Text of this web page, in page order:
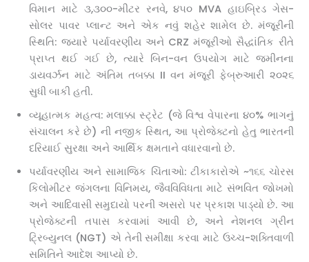
વિમાન માટે ૩,૩૦૦-મીટર રનવે, ૪૫૦ MVA હાઇબ્રિડ ગેસ-
સોલર પાવર પ્લાન્ટ અને એક નવું શહેર શામેલ છે. મંજૂરીની
સ્થિતિ: જ્યારે પર્યાવરણીય અને CRZ મંજૂરીઓ સૈદ્ધાંતિક રીતે
પ્રાપ્ત થઈ ગઈ છે, ત્યારે બિન-વન ઉપયોગ માટે જમીનના
ડાયવર્ઝન માટે અંતિમ તબક્કા II વન મંજૂરી ફેબ્રુઆરી ૨૦૨૬
સુધી બાકી હતી.
વ્યૂહાત્મક મહત્વ: મલાક્કા સ્ટ્રેટ (જે વિશ્વ વેપારના ૪૦% ભાગનું
સંચાલન કરે છે) ની નજીક સ્થિત, આ પ્રોજેક્ટનો હેતુ ભારતની
દરિયાઈ સુરક્ષા અને આર્થિક ક્ષમતાને વધારવાનો છે.
પર્યાવરણીય અને સામાજિક ચિંતાઓ: ટીકાકારોએ ~૧૬૬ ચોરસ
કિલોમીટર જંગલના વિનિમય, જૈવવિવિધતા માટે સંભવિત જોખમો
અને આદિવાસી સમુદાયો પરની અસરો પર પ્રકાશ પાડ્યો છે. આ
પ્રોજેક્ટની તપાસ કરવામાં આવી છે, અને નેશનલ ગ્રીન
ટ્રિબ્યુનલ (NGT) એ તેની સમીક્ષા કરવા માટે ઉચ્ચ-શક્તિવાળી
સમિતિને આદેશ આપ્યો છે.